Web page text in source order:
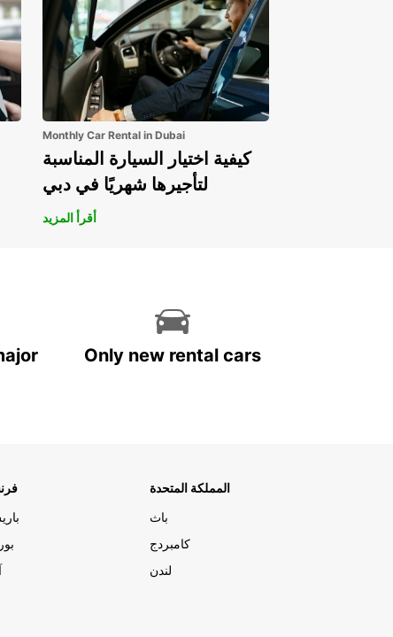
Monthly Car Rental in Dubai
كيفية اختيار السيارة المناسبة
لتأجيرها شهريًا في دبي
أقرأ المزيد
Only new rental cars
المملكة المتحدة
باث
كامبردج
لندن